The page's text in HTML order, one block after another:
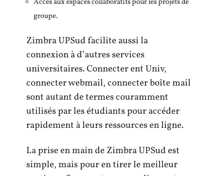
groupe.
Zimbra UPSud facilite aussi la
connexion à d’autres services
universitaires. Connecter ent Univ,
connecter webmail, connecter boîte mail
sont autant de termes couramment
utilisés par les étudiants pour accéder
rapidement à leurs ressources en ligne.
La prise en main de Zimbra UPSud est
simple, mais pour en tirer le meilleur